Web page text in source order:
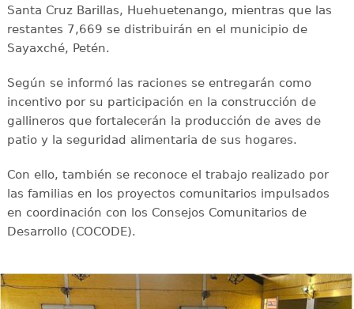
Santa Cruz Barillas, Huehuetenango, mientras que las
restantes 7,669 se distribuirán en el municipio de
Sayaxché, Petén.
Según se informó las raciones se entregarán como
incentivo por su participación en la construcción de
gallineros que fortalecerán la producción de aves de
patio y la seguridad alimentaria de sus hogares.
Con ello, también se reconoce el trabajo realizado por
las familias en los proyectos comunitarios impulsados
en coordinación con los Consejos Comunitarios de
Desarrollo (COCODE).